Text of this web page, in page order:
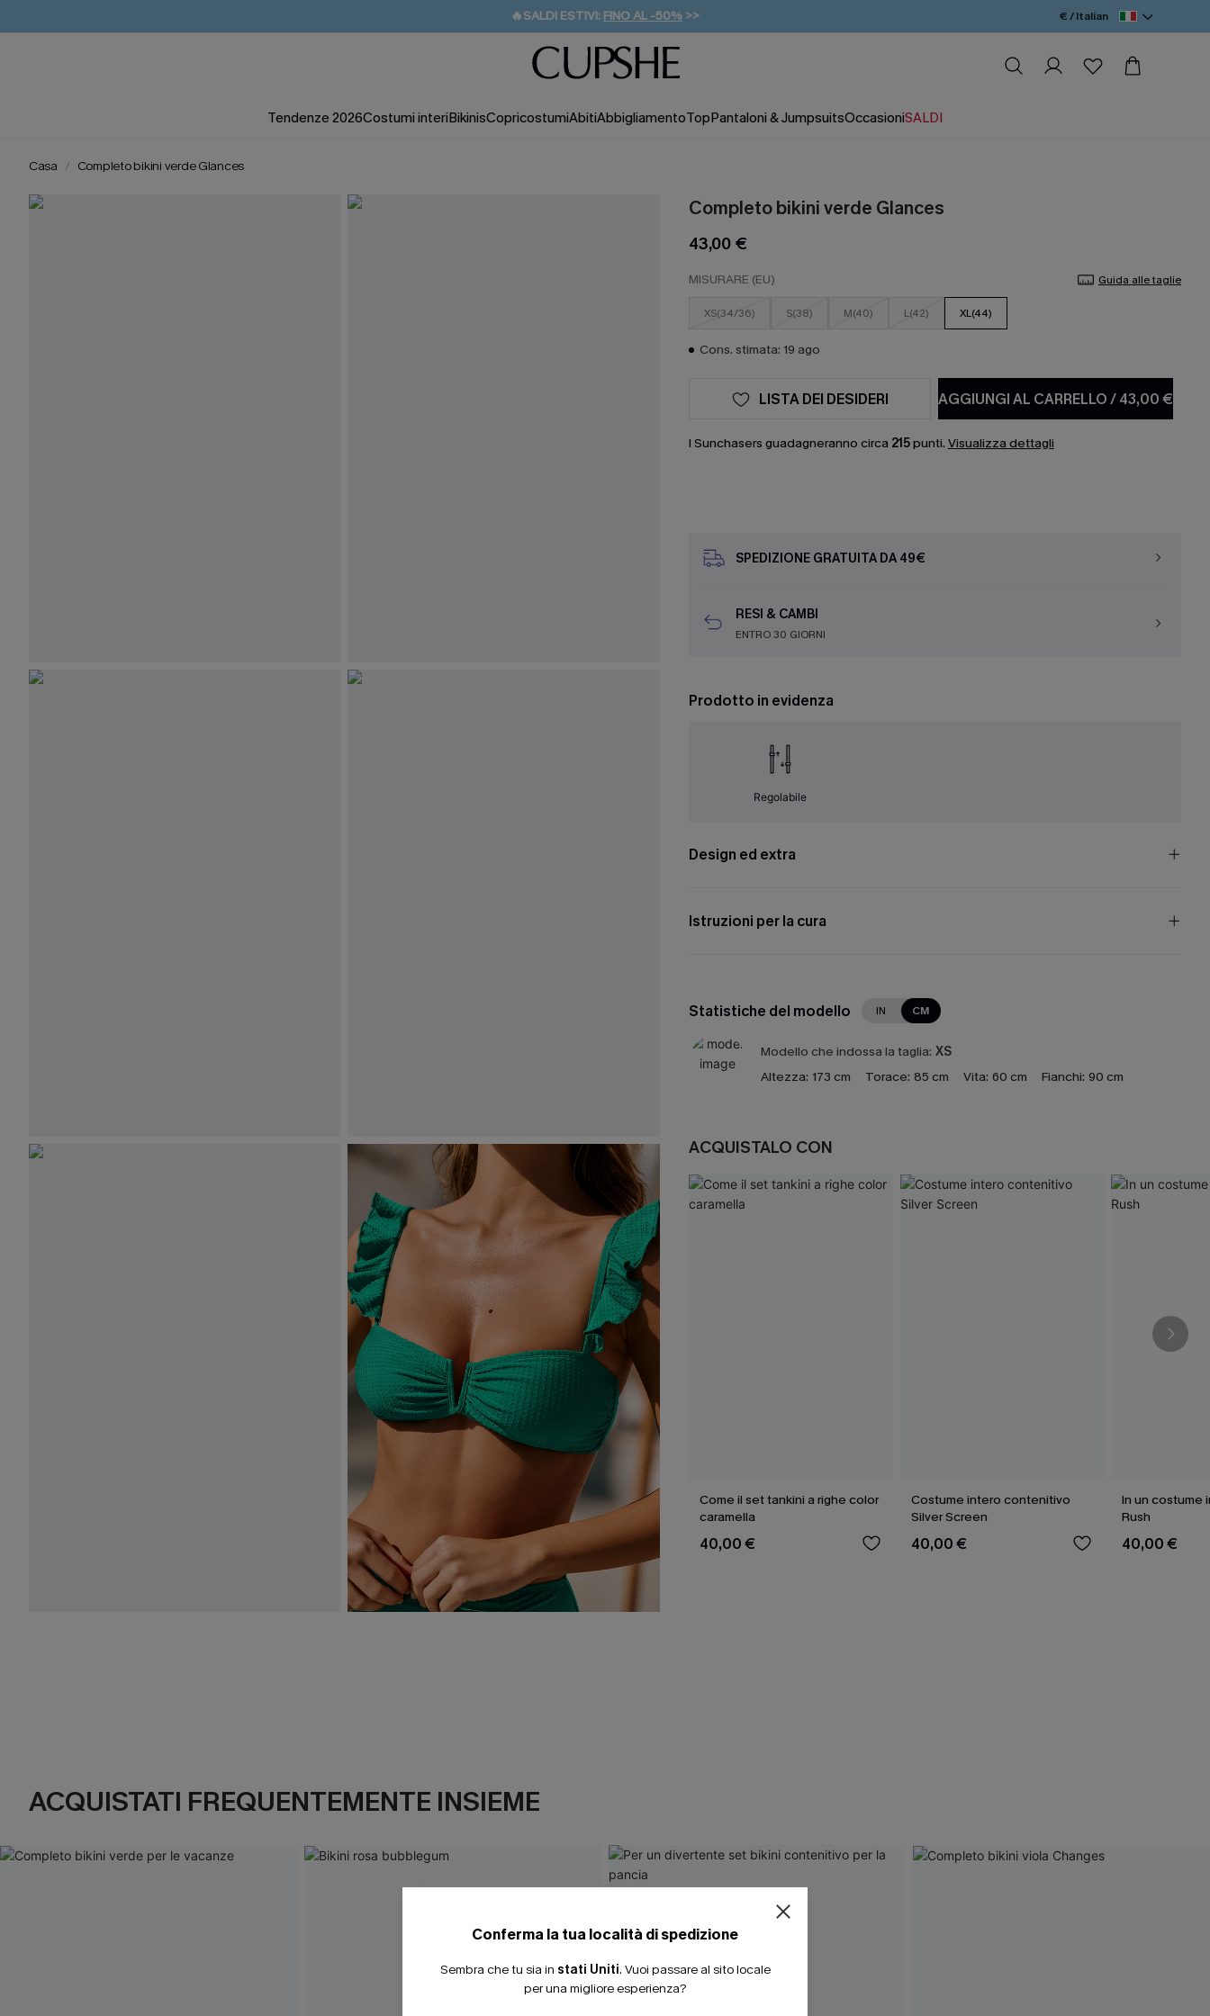
🔥SALDI ESTIVI: FINO AL -50% >>
🚚SPEDIZIONE GRATUITA DA 49€
💌REGALO PER I NUOVI: 20% DI SCONTO*
€ / Italian
Tendenze 2026Costumi interiBikinisCopricostumiAbitiAbbigliamentoTopPantaloni & JumpsuitsOccasioniSALDI
Casa Completo bikini verde Glances
Completo bikini verde Glances
43,00 €
MISURARE (EU) Guida alle taglie
XS(34/36) S(38) M(40) L(42) XL(44)
Cons. stimata: 19 ago
AGGIUNGI AL CARRELLO/43,00 €
LISTA DEI DESIDERI
I Sunchasers guadagneranno circa 215punti. Visualizza dettagli
SPEDIZIONE GRATUITA DA 49€
RESI & CAMBI
ENTRO 30 GIORNI
Prodotto in evidenza
Regolabile
Design ed extra
Istruzioni per la cura
Statistiche del modello IN CM
Modello che indossa la taglia: XS
Altezza: 173 cm Torace: 85 cm Vita: 60 cm Fianchi: 90 cm
ACQUISTALO CON
Come il set tankini a righe color
caramella
40,00 €
Costume intero contenitivo
Silver Screen
40,00 €
In un costume
Rush
40,00 €
ACQUISTATI FREQUENTEMENTE INSIEME
Conferma la tua località di spedizione
Sembra che tu sia in stati Uniti. Vuoi passare al sito locale
per una migliore esperienza?
15% DI SCONTO SENZA MINIMO D'ORDINE
20% DI SCONTO SU 2 O PIÙ ARTICOLI